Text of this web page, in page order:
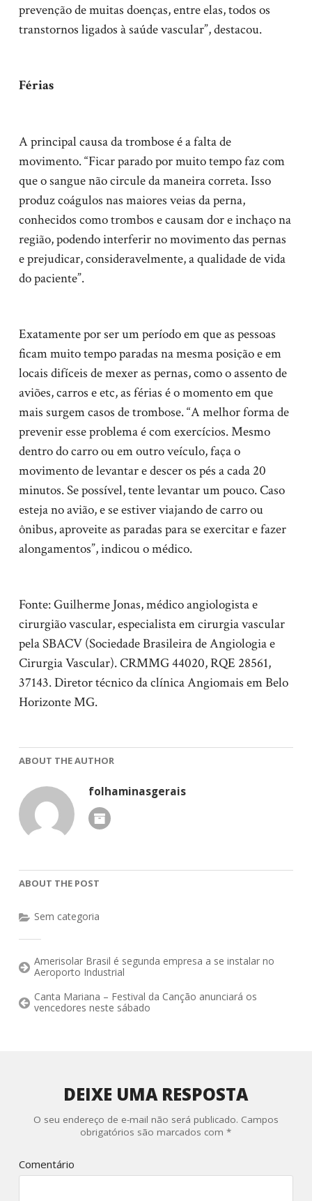
prevenção de muitas doenças, entre elas, todos os
transtornos ligados à saúde vascular”, destacou.
Férias
A principal causa da trombose é a falta de
movimento. “Ficar parado por muito tempo faz com
que o sangue não circule da maneira correta. Isso
produz coágulos nas maiores veias da perna,
conhecidos como trombos e causam dor e inchaço na
região, podendo interferir no movimento das pernas
e prejudicar, consideravelmente, a qualidade de vida
do paciente”.
Exatamente por ser um período em que as pessoas
ficam muito tempo paradas na mesma posição e em
locais difíceis de mexer as pernas, como o assento de
aviões, carros e etc, as férias é o momento em que
mais surgem casos de trombose. “A melhor forma de
prevenir esse problema é com exercícios. Mesmo
dentro do carro ou em outro veículo, faça o
movimento de levantar e descer os pés a cada 20
minutos. Se possível, tente levantar um pouco. Caso
esteja no avião, e se estiver viajando de carro ou
ônibus, aproveite as paradas para se exercitar e fazer
alongamentos”, indicou o médico.
Fonte: Guilherme Jonas, médico angiologista e
cirurgião vascular, especialista em cirurgia vascular
pela SBACV (Sociedade Brasileira de Angiologia e
Cirurgia Vascular). CRMMG 44020, RQE 28561,
37143. Diretor técnico da clínica Angiomais em Belo
Horizonte MG.
ABOUT THE AUTHOR
folhaminasgerais
ABOUT THE POST
Sem categoria
Amerisolar Brasil é segunda empresa a se instalar no
Aeroporto Industrial
Canta Mariana – Festival da Canção anunciará os
vencedores neste sábado
DEIXE UMA RESPOSTA
O seu endereço de e-mail não será publicado. Campos
obrigatórios são marcados com*
Comentário